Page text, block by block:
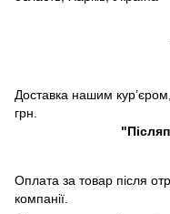
Доставка нашим
грн.
Оплата за товар після
компанії.